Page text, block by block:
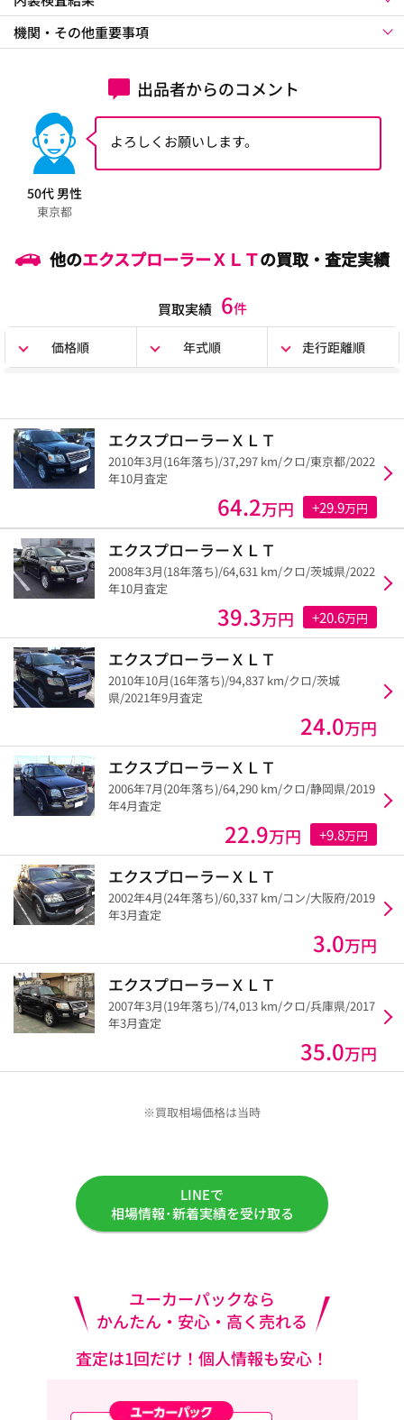
機関・その他重要事項
出品者からのコメント
50代 男性
東京都
よろしくお願いします。
他のエクスプローラーＸＬＴの買取・査定実績
買取実績 6件
価格順 年式順 走行距離順
エクスプローラーＸＬＴ
2010年3月(16年落ち)/37,297 km/クロ/東京都/2022
年10月査定
64.2万円 +29.9万円
エクスプローラーＸＬＴ
2008年3月(18年落ち)/64,631 km/クロ/茨城県/2022
年10月査定
39.3万円 +20.6万円
エクスプローラーＸＬＴ
2010年10月(16年落ち)/94,837 km/クロ/茨城
県/2021年9月査定
24.0万円
エクスプローラーＸＬＴ
2006年7月(20年落ち)/64,290 km/クロ/静岡県/2019
年4月査定
22.9万円 +9.8万円
エクスプローラーＸＬＴ
2002年4月(24年落ち)/60,337 km/コン/大阪府/2019
年3月査定
3.0万円
エクスプローラーＸＬＴ
2007年3月(19年落ち)/74,013 km/クロ/兵庫県/2017
年3月査定
35.0万円
※買取相場価格は当時
LINEで
相場情報･新着実績を受け取る
ユーカーパックなら
かんたん・安心・高く売れる
査定は1回だけ！個人情報も安心！